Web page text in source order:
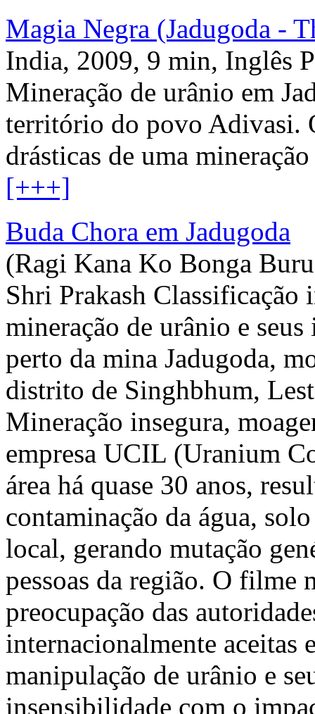
Magia Negra (Jadugoda -
India, 2009, 9 min, Inglês
Mineração de urânio em
território do povo Adivasi.
drásticas de uma
[+++]
Buda Chora em Jadugoda
(Ragi Kana Ko Bonga
Shri Prakash Classificação
mineração de urânio e
perto da mina Jadugoda,
distrito de Singhbhum,
Mineração insegura,
empresa UCIL (Uranium
área há quase 30 anos,
contaminação da água,
local, gerando mutação
pessoas da região. O filme
preocupação das
internacionalmente aceitas
manipulação de urânio e
insensibilidade com o